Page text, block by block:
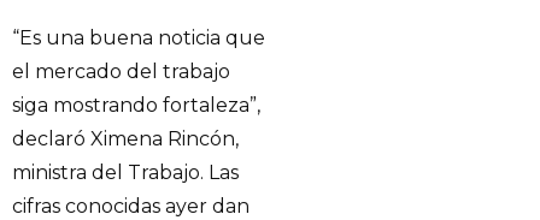
“Es una buena noticia que
el mercado del trabajo
siga mostrando fortaleza”,
declaró Ximena Rincón,
ministra del Trabajo. Las
cifras conocidas ayer dan